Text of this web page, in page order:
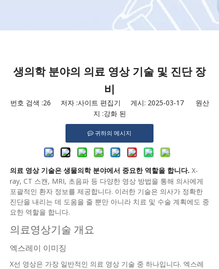
생의학 분야의 의료 영상 기술 및 진단 장
비
번호 검색 :26 저자 :사이트 편집기 게시: 2025-03-17 원산
지 :강화 된
귀하의 메시지
의료 영상 기술은 생물의학 분야에서 중요한 역할을 합니다. X-
ray, CT 스캔, MRI, 초음파 등 다양한 영상 방법을 통해 의사에게
포괄적인 환자 정보를 제공합니다. 이러한 기술은 의사가 정확한
진단을 내리는 데 도움을 줄 뿐만 아니라 치료 및 수술 계획에도 중
요한 역할을 합니다.
의료영상기술 개요
엑스레이 이미징
X선 영상은 가장 일반적인 의료 영상 기술 중 하나입니다. 엑스레